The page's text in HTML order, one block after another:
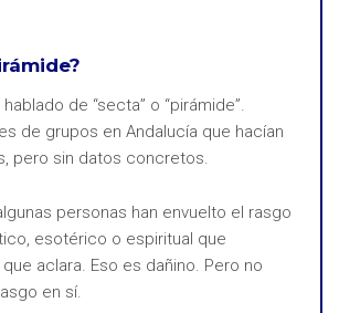
de “secta” o “pirámide”.
de grupos en Andalucía que hacían
pero sin datos concretos.
personas han envuelto el rasgo
esotérico o espiritual que
aclara. Eso es dañino. Pero no
en sí.